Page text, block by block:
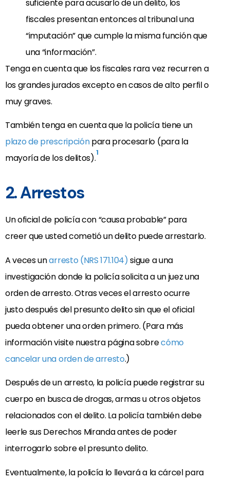
suficiente para acusarlo de un delito, los
fiscales presentan entonces al tribunal una
“imputación” que cumple la misma función que
una “información”.
Tenga en cuenta que los fiscales rara vez recurren a
los grandes jurados excepto en casos de alto perfil o
muy graves.
También tenga en cuenta que la policía tiene un
plazo de prescripciónpara procesarlo (para la
mayoría de los delitos).1
2. Arrestos
Un oficial de policía con “causa probable” para
creer que usted cometió un delito puede arrestarlo.
A veces unarresto (NRS 171.104)sigue a una
investigación donde la policía solicita a un juez una
orden de arresto. Otras veces el arresto ocurre
justo después del presunto delito sin que el oficial
pueda obtener una orden primero. (Para más
información visite nuestra página sobrecómo
cancelar una orden de arresto.)
Después de un arresto, la policía puede registrar su
cuerpo en busca de drogas, armas u otros objetos
relacionados con el delito. La policía también debe
leerle sus Derechos Miranda antes de poder
interrogarlo sobre el presunto delito.
Eventualmente, la policía lo llevará a la cárcel para